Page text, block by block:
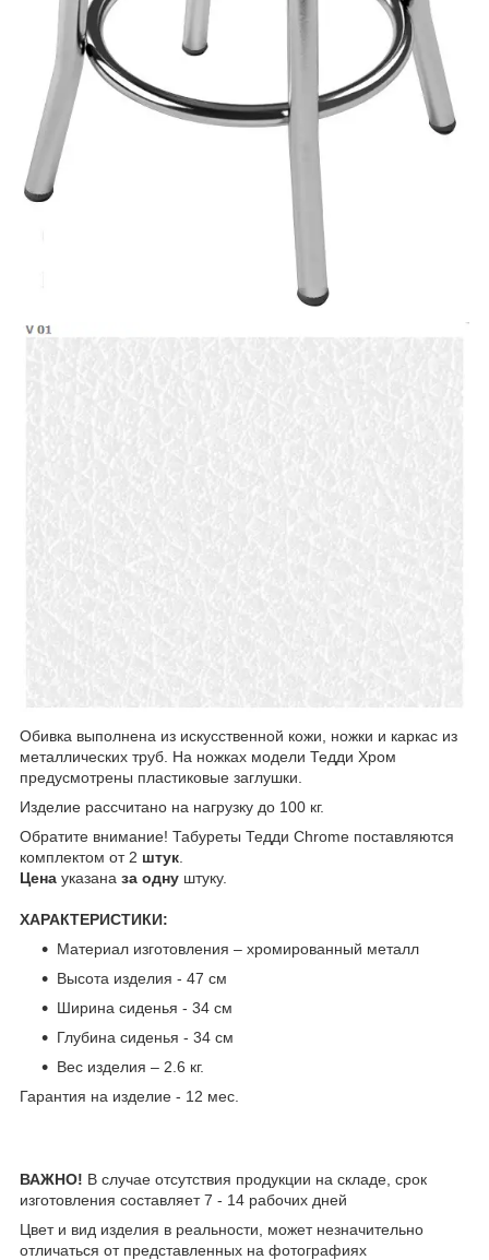
Обивка выполнена из искусственной кожи, ножки и каркас из
металлических труб. На ножках модели Тедди Хром
предусмотрены пластиковые заглушки.
Изделие рассчитано на нагрузку до 100 кг.
Обратите внимание! Табуреты Тедди Chrome поставляются
комплектом от 2 штук
Цена указана за одну штуку.
ХАРАКТЕРИСТИКИ:
Материал изготовления – хромированный металл
Высота изделия - 47 см
Ширина сиденья - 34 см
Глубина сиденья - 34 см
Вес изделия – 2.6 кг.
Гарантия на изделие - 12 мес.
ВАЖНО! В случае отсутствия продукции на складе, срок
изготовления составляет 7 - 14 рабочих дней
Цвет и вид изделия в реальности, может незначительно
отличаться от представленных на фотографиях